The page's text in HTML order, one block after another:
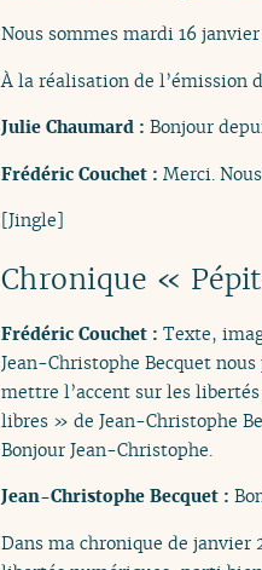
Nous sommes mardi 16
À la réalisation de l’émission
Julie Chaumard : Bonjour
Frédéric Couchet : Merci.
[Jingle]
Chronique «
Frédéric Couchet : Texte,
Jean-Christophe Becquet
mettre l’accent sur les
libres » de Jean-Christophe
Bonjour Jean-Christophe.
Jean-Christophe Becquet :
Dans ma chronique de janvier